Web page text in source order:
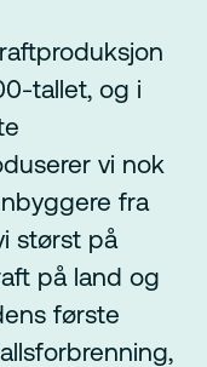
tallet, og i
vi nok
fra
størst på
på land og
første